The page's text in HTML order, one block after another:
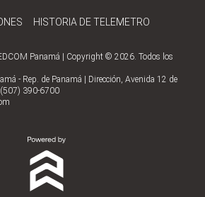
HISTORIA DE TELEMETRO
Panamá | Copyright © 2026. Todos los
- Rep. de Panamá | Dirección, Avenida 12 de
(507) 390-6700